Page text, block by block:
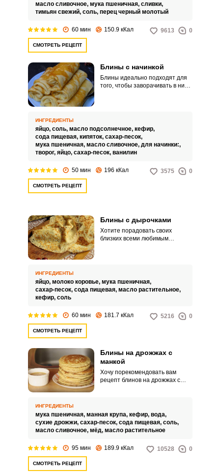
масло сливочное, мука пшеничная, сливки,
тимьян свежий, соль, перец черный молотый
60 мин 150.9 кКал 9613 0
СМОТРЕТЬ РЕЦЕПТ
Блины с начинкой
Блины идеально подходят для
того, чтобы заворачивать в них
ИНГРЕДИЕНТЫ
яйцо, соль, масло подсолнечное, кефир,
сода пищевая, кипяток, сахар-песок,
мука пшеничная, масло сливочное, для начинки:,
творог, яйцо, сахар-песок, ванилин
50 мин 196 кКал 3575 0
СМОТРЕТЬ РЕЦЕПТ
Блины с дырочками
Хотите порадовать своих
близких всеми любимым
вас. Тем более, что для
приготовления ажурных
ИНГРЕДИЕНТЫ
яйцо, молоко коровье, мука пшеничная,
сахар-песок, сода пищевая, масло растительное,
кефир, соль
60 мин 181.7 кКал 5216 0
СМОТРЕТЬ РЕЦЕПТ
Блины на дрожжах с
манкой
Хочу порекомендовать вам
рецепт блинов на дрожжах с
дрожжи заработали,
потребуется какое-то время.
ИНГРЕДИЕНТЫ
мука пшеничная, манная крупа, кефир, вода,
сухие дрожжи, сахар-песок, сода пищевая, соль,
масло сливочное, мёд, масло растительное
95 мин 189.9 кКал 10528 0
СМОТРЕТЬ РЕЦЕПТ